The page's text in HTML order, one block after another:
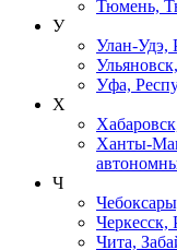
Тюмень,
У
Улан-Удэ,
Уфа,
Х
Ханты-
Ч
Черкесск,
Чита,